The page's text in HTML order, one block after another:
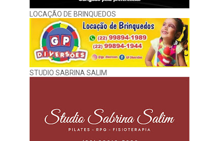
LOCAÇÃO DE BRINQUEDOS
STUDIO SABRINA SALIM